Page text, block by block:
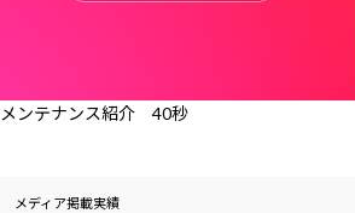
メンテナンス紹介 40秒
メディア掲載実績